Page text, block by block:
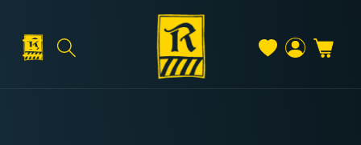
Inhalt
Warenkorb
Versand & Lieferung